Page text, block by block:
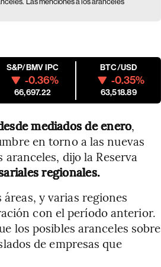
S&P/BMV IPC
-0.36%
66,697.22
BTC/USD
-0.35%
63,518.89
mediados de enero,
en torno a las nuevas
dijo la Reserva
regionales.
y varias regiones
con el período anterior.
los posibles aranceles sobre
de empresas que